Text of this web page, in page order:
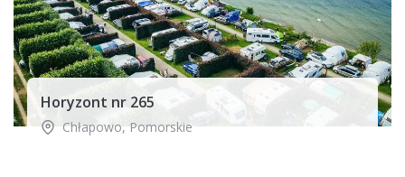
Horyzont nr 265
Chłapowo,Pomorskie